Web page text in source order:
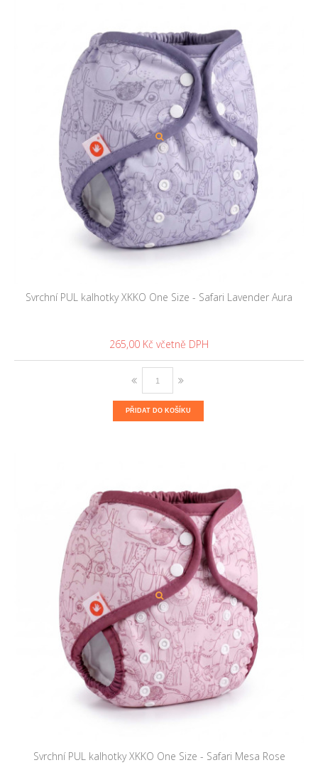
Svrchní PUL kalhotky XKKO One Size - Safari Lavender Aura
265,00 Kč
PŘIDAT DO KOŠÍKU
Svrchní PUL kalhotky XKKO One Size - Safari Mesa Rose